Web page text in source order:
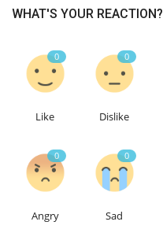
WHAT'S YOUR REACTION?
0
Like
0
Dislike
0
Angry
0
Sad